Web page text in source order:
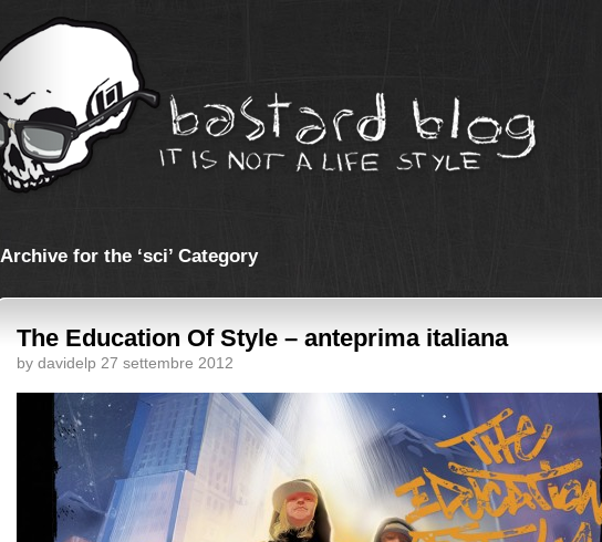
Archive for the ‘sci’ Category
The Education Of Style – anteprima italiana
by davidelp 27 settembre 2012